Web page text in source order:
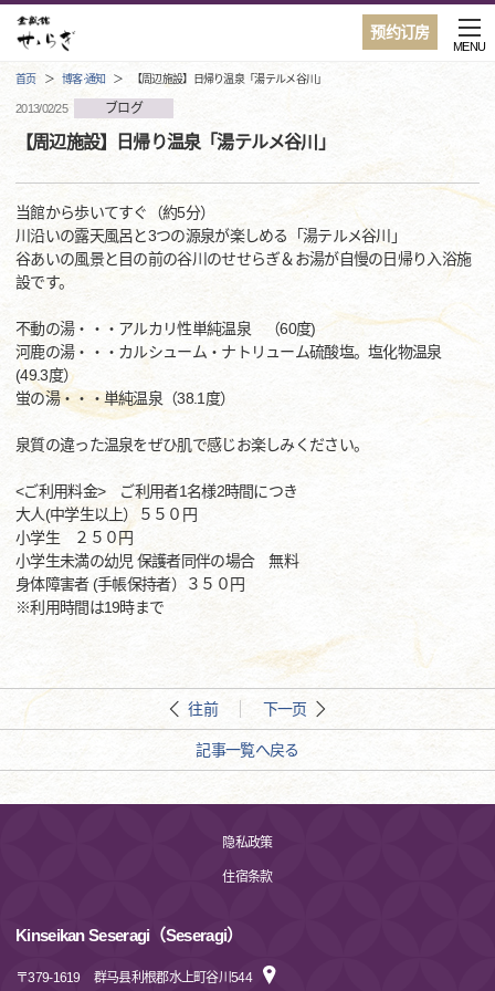
预约订房
MENU
首页 博客·通知 【周辺施設】日帰り温泉「湯テルメ谷川」
2013/02/25 ブログ
【周辺施設】日帰り温泉「湯テルメ谷川」
当館から歩いてすぐ（約5分）
川沿いの露天風呂と3つの源泉が楽しめる「湯テルメ谷川」
谷あいの風景と目の前の谷川のせせらぎ＆お湯が自慢の日帰り入浴施
設です。
不動の湯・・・アルカリ性単純温泉 （60度)
河鹿の湯・・・カルシューム・ナトリューム硫酸塩。塩化物温泉
(49.3度）
蛍の湯・・・単純温泉（38.1度）
泉質の違った温泉をぜひ肌で感じお楽しみください。
<ご利用料金> ご利用者1名様2時間につき
大人(中学生以上）５５０円
小学生 ２５０円
小学生未満の幼児 保護者同伴の場合 無料
身体障害者 (手帳保持者）３５０円
※利用時間は19時まで
往前 下一页
記事一覧へ戻る
隐私政策
住宿条款
Kinseikan Seseragi（Seseragi）
〒379-1619 群马县利根郡水上町谷川544